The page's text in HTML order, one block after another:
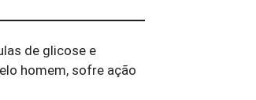
de glicose e
homem, sofre ação